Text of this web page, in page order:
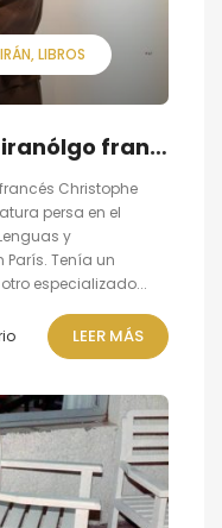
IRÁN LIBROS
Fallecimiento del gran iranólgo francés Christophe Balaÿ
Christophe
persa en el
y
Tenía un
especializado...
LEER MÁS